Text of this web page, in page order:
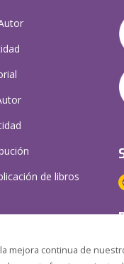
mejora continua de
de libros